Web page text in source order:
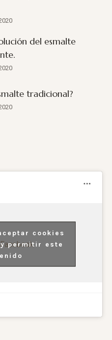
del esmalte
tradicional?
Facebook
cookies
permitir este